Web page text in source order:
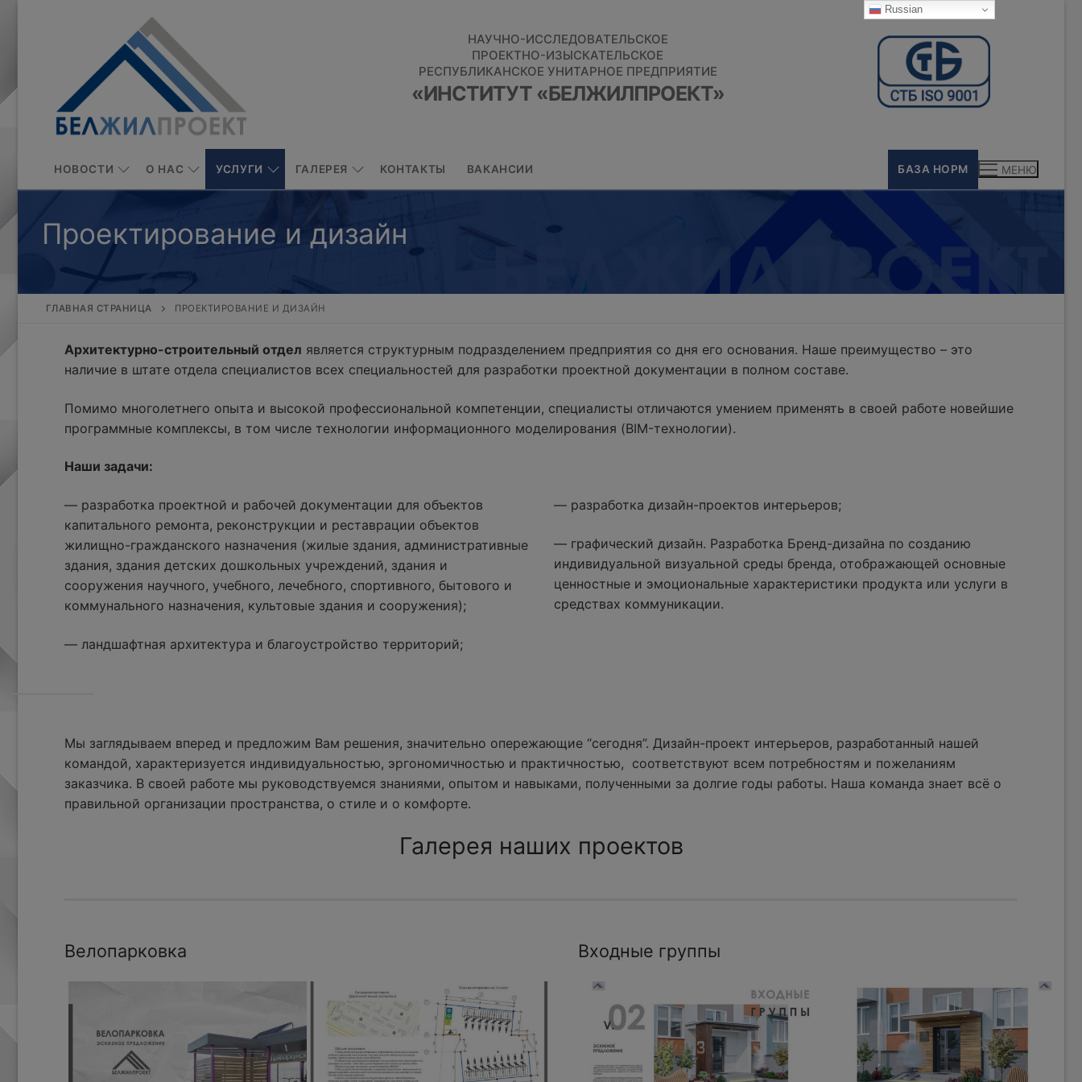
НАУЧНО-ИССЛЕДОВАТЕЛЬСКОЕ
ПРОЕКТНО-ИЗЫСКАТЕЛЬСКОЕ
РЕСПУБЛИКАНСКОЕ УНИТАРНОЕ ПРЕДПРИЯТИЕ
«ИНСТИТУТ «БЕЛЖИЛПРОЕКТ»
НОВОСТИ О НАС УСЛУГИ ГАЛЕРЕЯ КОНТАКТЫ ВАКАНСИИ БАЗА НОРМ МЕНЮ
Проектирование и дизайн
ГЛАВНАЯ СТРАНИЦА ПРОЕКТИРОВАНИЕ И ДИЗАЙН
Архитектурно-строительный отдел является структурным подразделением предприятия со дня его основания. Наше преимущество – это
наличие в штате отдела специалистов всех специальностей для разработки проектной документации в полном составе.
Помимо многолетнего опыта и высокой профессиональной компетенции, специалисты отличаются умением применять в своей работе новейшие
программные комплексы, в том числе технологии информационного моделирования (BIM-технологии).
Наши задачи:
— разработка проектной и рабочей документации для объектов
капитального ремонта, реконструкции и реставрации объектов
жилищно-гражданского назначения (жилые здания, административные
здания, здания детских дошкольных учреждений, здания и
сооружения научного, учебного, лечебного, спортивного, бытового и
коммунального назначения, культовые здания и сооружения);
— ландшафтная архитектура и благоустройство территорий;
— разработка дизайн-проектов интерьеров;
— графический дизайн. Разработка Бренд-дизайна по созданию
индивидуальной визуальной среды бренда, отображающей основные
ценностные и эмоциональные характеристики продукта или услуги в
средствах коммуникации.
Мы заглядываем вперед и предложим Вам решения, значительно опережающие “сегодня”. Дизайн-проект интерьеров, разработанный нашей
командой, характеризуется индивидуальностью, эргономичностью и практичностью, соответствуют всем потребностям и пожеланиям
заказчика. В своей работе мы руководствуемся знаниями, опытом и навыками, полученными за долгие годы работы. Наша команда знает всё о
правильной организации пространства, о стиле и о комфорте.
Галерея наших проектов
Велопарковка Входные группы
Russian